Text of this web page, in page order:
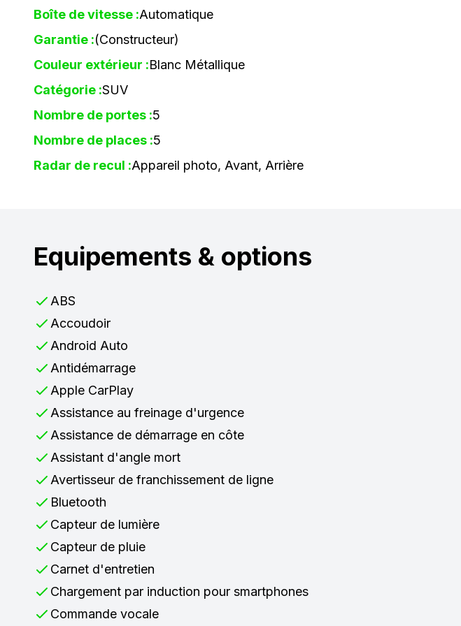
Boîte de vitesse :Automatique
Garantie :(Constructeur)
Couleur extérieur :Blanc Métallique
Catégorie :SUV
Nombre de portes :5
Nombre de places :5
Radar de recul :Appareil photo, Avant, Arrière
Equipements & options
ABS
Accoudoir
Android Auto
Antidémarrage
Apple CarPlay
Assistance au freinage d'urgence
Assistance de démarrage en côte
Assistant d'angle mort
Avertisseur de franchissement de ligne
Bluetooth
Capteur de lumière
Capteur de pluie
Carnet d'entretien
Chargement par induction pour smartphones
Commande vocale